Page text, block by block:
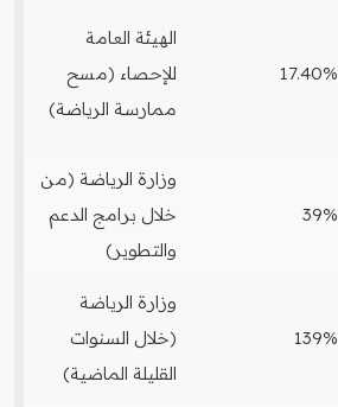
17.40%
الهيئة العامة
للإحصاء (مسح
ممارسة الرياضة)
39%
وزارة الرياضة (من
خلال برامج الدعم
والتطوير)
139%
وزارة الرياضة
(خلال السنوات
القليلة الماضية)